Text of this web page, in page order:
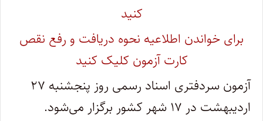
کنید
برای خواندن اطلاعیه نحوه دریافت و رفع نقص
کارت آزمون کلیک کنید
آزمون سردفتری اسناد رسمی روز پنجشنبه ۲۷
اردیبهشت در ۱۷ شهر کشور برگزار می‌شود.